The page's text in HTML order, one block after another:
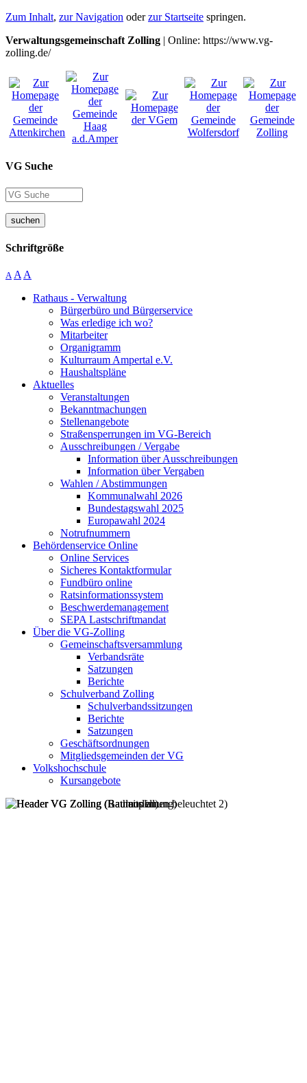
Zum Inhalt, zur Navigation oderzur Startseite springen.
Verwaltungsgemeinschaft Zolling | Online: https://www.vg-
zolling.de/
VG Suche
suchen
Schriftgröße
A A A
Rathaus - Verwaltung
Bürgerbüro und Bürgerservice
Was erledige ich wo?
Mitarbeiter
Organigramm
Kulturraum Ampertal e.V.
Haushaltspläne
Aktuelles
Veranstaltungen
Bekanntmachungen
Stellenangebote
Straßensperrungen im VG-Bereich
Ausschreibungen / Vergabe
Information über Ausschreibungen
Information über Vergaben
Wahlen / Abstimmungen
Kommunalwahl 2026
Bundestagswahl 2025
Europawahl 2024
Notrufnummern
Behördenservice Online
Online Services
Sicheres Kontaktformular
Fundbüro online
Ratsinformationssystem
Beschwerdemanagement
SEPA Lastschriftmandat
Über die VG-Zolling
Gemeinschaftsversammlung
Verbandsräte
Satzungen
Berichte
Schulverband Zolling
Schulverbandssitzungen
Berichte
Satzungen
Geschäftsordnungen
Mitgliedsgemeinden der VG
Volkshochschule
Kursangebote